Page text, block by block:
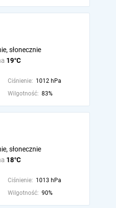
19°C
słonecznie
Ciśnienie: 1012 hPa
Wilgotność: 83%
18°C
słonecznie
Ciśnienie: 1013 hPa
Wilgotność: 90%